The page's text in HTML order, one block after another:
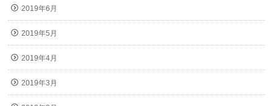
2019年6月
2019年5月
2019年4月
2019年3月